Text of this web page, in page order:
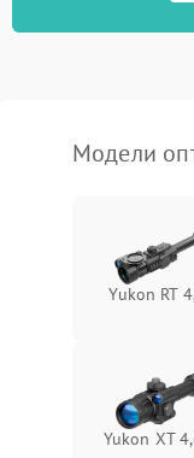
защиты от
Модели
Yukon RT
Yukon XT